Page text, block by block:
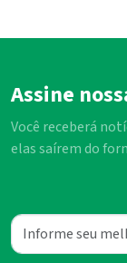
Assine
Você receberá
elas saírem do